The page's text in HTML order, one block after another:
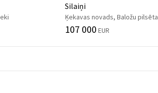
Silaiņi
Ķekavas novads, Baložu pilsēta
107 000 EUR